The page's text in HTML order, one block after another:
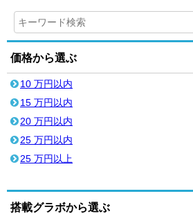
価格から選ぶ
10 万円以内
15 万円以内
20 万円以内
25 万円以内
25 万円以上
搭載グラボから選ぶ